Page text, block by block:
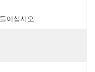
이십시오